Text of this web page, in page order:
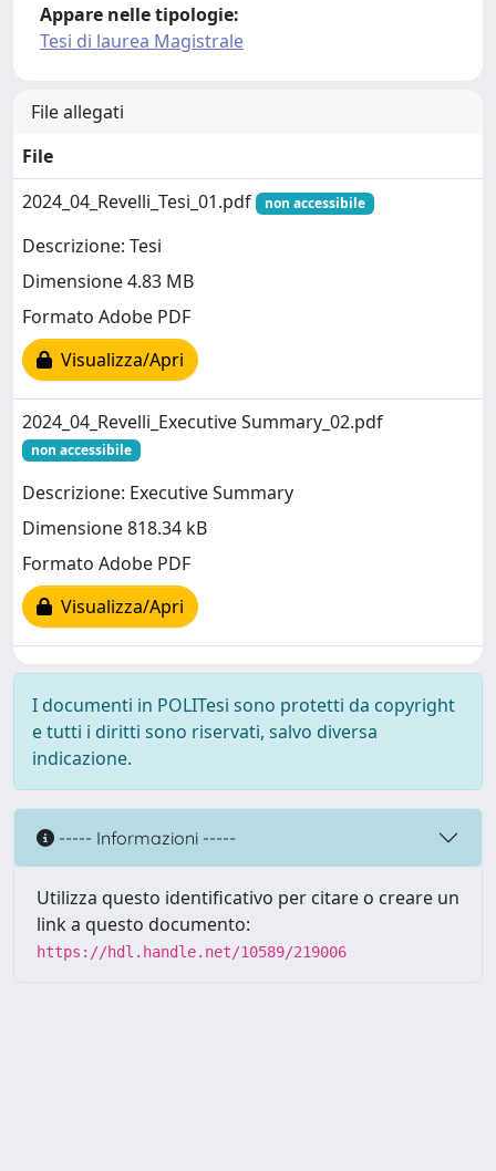
Appare nelle tipologie:
Tesi di laurea Magistrale
File allegati
File
2024_04_Revelli_Tesi_01.pdf
non accessibile
Descrizione: Tesi
Dimensione 4.83 MB
Formato Adobe PDF
Visualizza/Apri
2024_04_Revelli_Executive Summary_02.pdf
non accessibile
Descrizione: Executive Summary
Dimensione 818.34 kB
Formato Adobe PDF
Visualizza/Apri
I documenti in POLITesi sono protetti da copyright
e tutti i diritti sono riservati, salvo diversa
indicazione.
----- Informazioni -----
Utilizza questo identificativo per citare o creare un
link a questo documento:
https://hdl.handle.net/10589/219006